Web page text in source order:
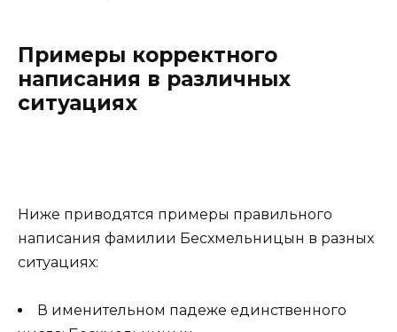
Примеры корректного
написания в различных
ситуациях
Ниже приводятся примеры правильного
написания фамилии Бесхмельницын в разных
ситуациях:
В именительном падеже единственного